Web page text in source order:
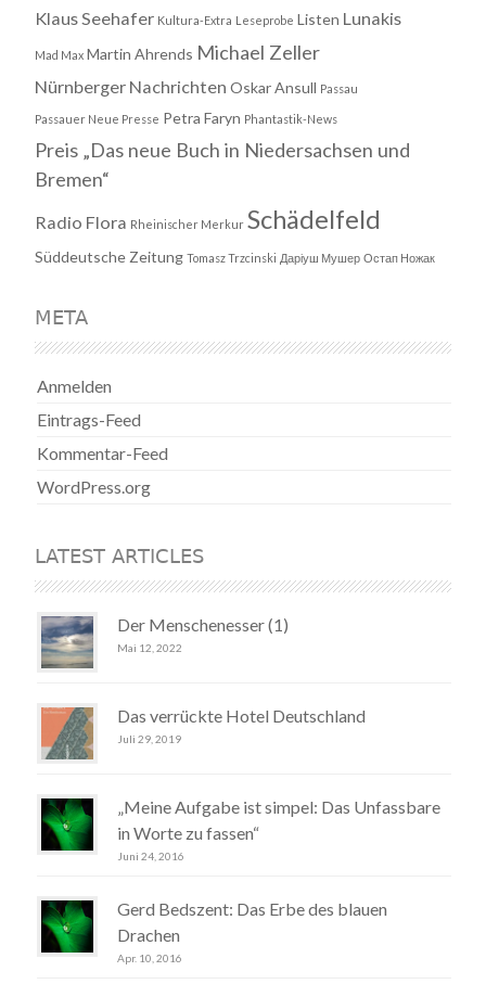
Klaus Seehafer Kultura-Extra Leseprobe Listen Lunakis
Mad Max Martin Ahrends Michael Zeller
Nürnberger Nachrichten Oskar Ansull Passau
Passauer Neue Presse Petra Faryn Phantastik-News
Preis „Das neue Buch in Niedersachsen und
Bremen“
Radio Flora Rheinischer Merkur Schädelfeld
Süddeutsche Zeitung Tomasz Trzcinski Даріуш Мушер Остап Ножак
META
Anmelden
Eintrags-Feed
Kommentar-Feed
WordPress.org
LATEST ARTICLES
Der Menschenesser (1)
Mai 12, 2022
Das verrückte Hotel Deutschland
Juli 29, 2019
„Meine Aufgabe ist simpel: Das Unfassbare
in Worte zu fassen“
Juni 24, 2016
Gerd Bedszent: Das Erbe des blauen
Drachen
Apr. 10, 2016